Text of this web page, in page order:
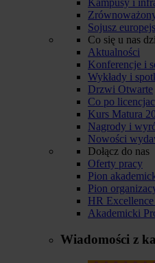
Sojusz
Co się u nas
Aktualności
Konferencje i
Wykłady i
Drzwi Otwarte
Co po
Kurs Matura
Nagrody i
Nowości
Dołącz do nas
Oferty pracy
Pion
Pion
HR
Akademicki
Wiadomości z